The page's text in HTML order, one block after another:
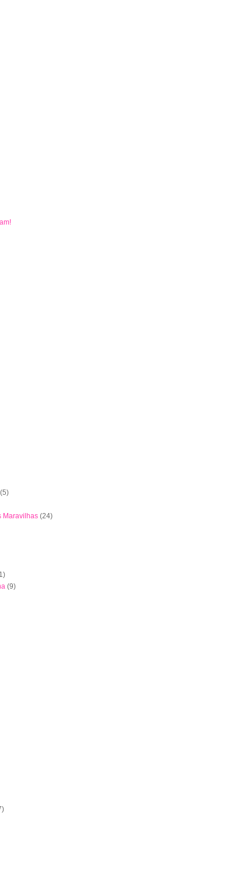
!
(5)
Maravilhas (24)
(9)